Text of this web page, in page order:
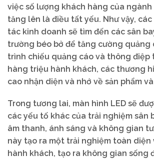
việc số lượng khách hàng của
tăng lên là điều tất yếu. Như vậy,
tác kinh doanh sẽ tìm đến các sân
trường béo bở để tăng cường quảng
trình chiếu quảng cáo và thông điệp
hàng triệu hành khách, các thương
cao nhận diện và nhớ về sản phẩm
Trong tương lai, màn hình LED sẽ
các yếu tố khác của trải nghiệm sân
âm thanh, ánh sáng và không gian
này tạo ra một trải nghiệm toàn diện
hành khách, tạo ra không gian sống